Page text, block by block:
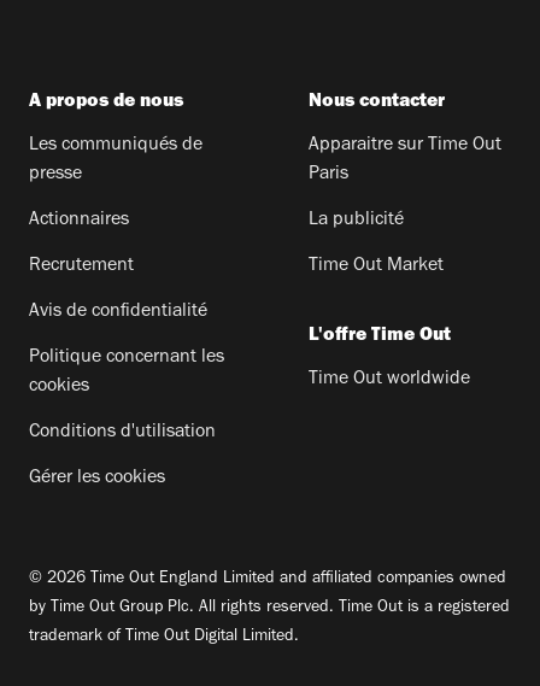
A propos de nous
Les communiqués de
presse
Actionnaires
Recrutement
Avis de confidentialité
Politique concernant les
cookies
Conditions d'utilisation
Gérer les cookies
Nous contacter
Apparaitre sur Time Out
Paris
La publicité
Time Out Market
L'offre Time Out
Time Out worldwide
© 2026 Time Out England Limited and affiliated companies owned
by Time Out Group Plc. All rights reserved. Time Out is a registered
trademark of Time Out Digital Limited.